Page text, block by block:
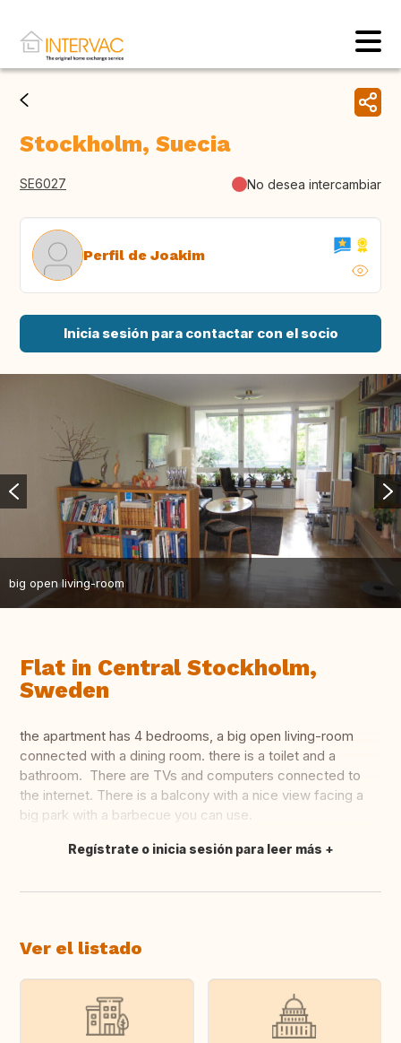
Stockholm, Suecia
SE6027 No desea intercambiar
Perfil de Joakim
Inicia sesión para contactar con el socio
big open living-room
Flat in Central Stockholm,
Sweden
the apartment has 4 bedrooms, a big open living-room
connected with a dining room. there is a toilet and a
bathroom. There are TVs and computers connected to
the internet. There is a balcony with a nice view facing a
big park with a barbecue you can use.
Traducir
Regístrate o inicia sesión para leer más
Ver el listado